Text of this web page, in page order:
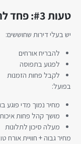
טעות #3: פחד להעלות מחירים
יש בעלי דירות שחוששים:
להבריח אורחים
לפגוע בתפוסה
לקבל פחות הזמנות
בפועל:
מחיר נמוך מדי פוגע
מושך קהל פחות
מעלה סיכון לתלונות
מחיר גבוה + חוויית אורח